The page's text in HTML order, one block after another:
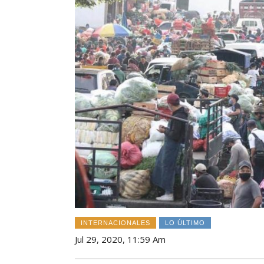
INTERNACIONALES LO ÚLTIMO
Jul 29, 2020, 11:59 Am